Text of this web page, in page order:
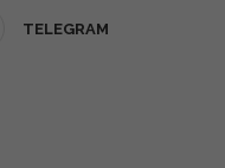
TELEGRAM